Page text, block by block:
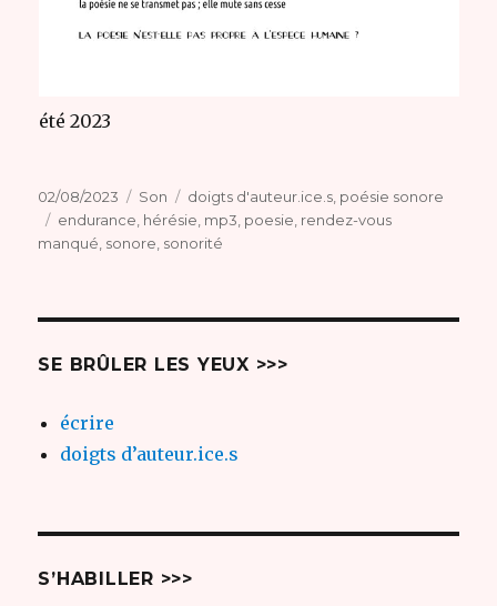
été 2023
Publié
le
02/08/2023 Format
Son Catégories
doigts d'auteur.ice.s poésie sonore
Étiquettes
endurance hérésie mp3 poesie rendez-vous
manqué sonore sonorité
SE BRÛLER LES YEUX >>>
écrire
doigts d’auteur.ice.s
S’HABILLER >>>